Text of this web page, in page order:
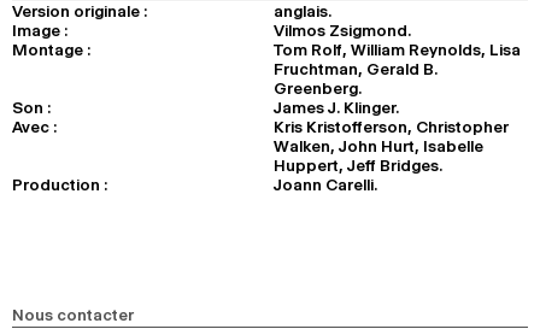
Version originale :
anglais.
Image :
Vilmos Zsigmond.
Montage :
Tom Rolf, William Reynolds, Lisa
Fruchtman, Gerald B.
Greenberg.
Son :
James J. Klinger.
Avec :
Kris Kristofferson, Christopher
Walken, John Hurt, Isabelle
Huppert, Jeff Bridges.
Production :
Joann Carelli.
Nous contacter